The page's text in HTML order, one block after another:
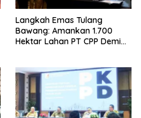
Langkah Emas Tulang
Bawang: Amankan 1.700
Hektar Lahan PT CPP Demi